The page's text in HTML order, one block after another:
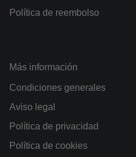
Política de reembolso
Más información
Condiciones generales
Aviso legal
Política de privacidad
Política de cookies